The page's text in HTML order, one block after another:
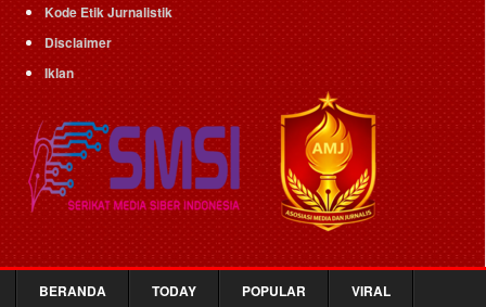
Kode Etik Jurnalistik
Disclaimer
Iklan
BERANDA TODAY POPULAR VIRAL